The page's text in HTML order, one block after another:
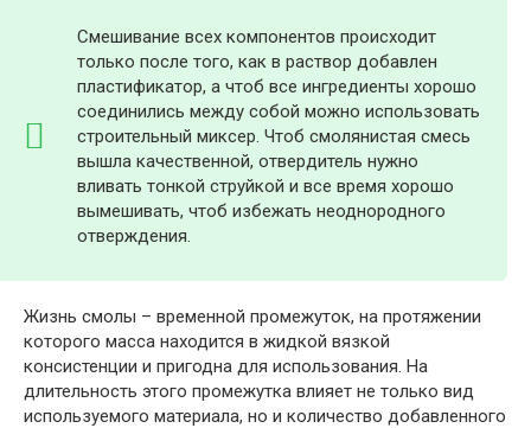
Смешивание всех компонентов происходит
только после того, как в раствор добавлен
пластификатор, а чтоб все ингредиенты хорошо
соединились между собой можно использовать
строительный миксер. Чтоб смолянистая смесь
вышла качественной, отвердитель нужно
вливать тонкой струйкой и все время хорошо
вымешивать, чтоб избежать неоднородного
отверждения.
Жизнь смолы – временной промежуток, на протяжении
которого масса находится в жидкой вязкой
консистенции и пригодна для использования. На
длительность этого промежутка влияет не только вид
используемого материала, но и количество добавленного